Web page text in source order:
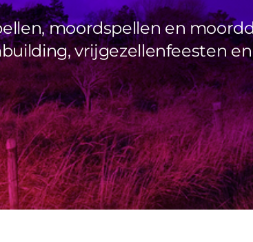
moordspellen en
vrijgezellenfeesten